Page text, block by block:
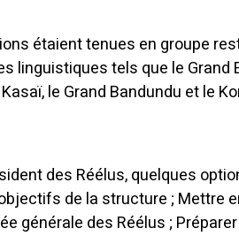
étaient tenues en groupe
linguistiques tels que le Grand
le Grand Bandundu et le
des Réélus, quelques
de la structure ; Mettre
générale des Réélus ;